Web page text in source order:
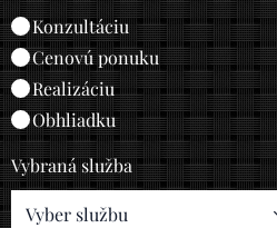
Konzultáciu
Cenovú ponuku
Realizáciu
Obhliadku
Vybraná služba